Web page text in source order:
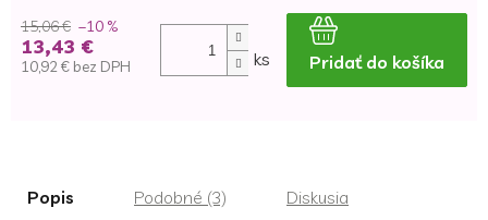
15,06 € –10 %
13,43 €
10,92 € bez DPH ks Pridať do košíka
Popis Podobné (3) Diskusia